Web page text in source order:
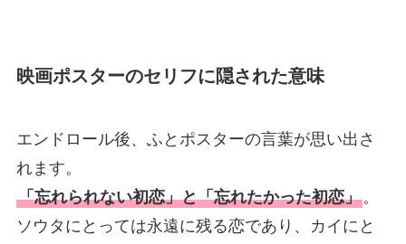
映画ポスターのセリフに隠された意味
エンドロール後、ふとポスターの言葉が思い出さ
れます。
「忘れられない初恋」と「忘れたかった初恋」。
ソウタにとっては永遠に残る恋であり、カイにと